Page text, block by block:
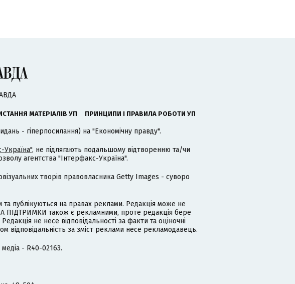
МАТЕРІАЛІВ УП ПРИНЦИПИ І ПРАВИЛА РОБОТИ УП
- гіперпосилання) на "Економічну правду".
Україна", не підлягають подальшому відтворенню та/чи
агентства "Інтерфакс-Україна".
творів правовласника Getty Images - суворо
публікуються на правах реклами. Редакція може не
ПІДТРИМКИ також є рекламними, проте редакція бере
не несе відповідальності за факти та оціночні
відповідальність за зміст реклами несе рекламодавець.
- R40-02163.